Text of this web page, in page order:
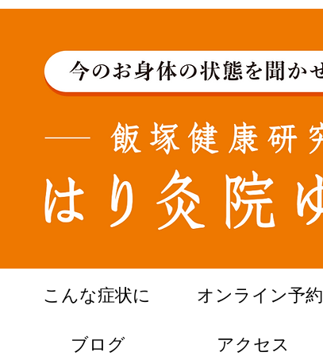
こんな症状に オンライン予約
ブログ ​アクセス